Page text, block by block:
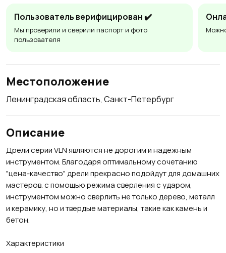
Пользователь верифицирован ✔️
Мы проверили и сверили паспорт и фото
пользователя
Местоположение
Ленинградская область, Санкт-Петербург
Описание
Дрели серии VLN являются не дорогим и надежным
инструментом. Благодаря оптимальному сочетанию
"цена-качество" дрели прекрасно подойдут для домашних
мастеров. с помощью режима сверления с ударом,
инструментом можно сверлить не только дерево, металл
и керамику, но и твердые материалы, такие как камень и
бетон.
Характеристики